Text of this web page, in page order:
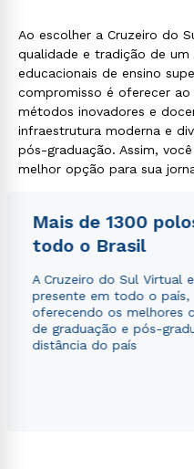
Ao escolher a Cruzeiro do
qualidade e tradição de um
educacionais de ensino
compromisso é oferecer
métodos inovadores e
infraestrutura moderna e
pós-graduação. Assim,
melhor opção para sua
Mais de 1300
todo o Brasil
A Cruzeiro do Sul Virtual
presente em todo o país,
oferecendo os melhores
de graduação e pós-
distância do país